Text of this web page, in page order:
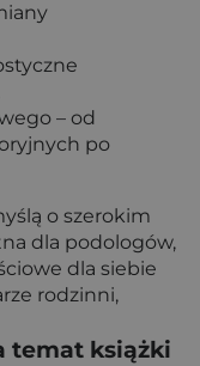
– od
po
o szerokim
dla podologów,
dla siebie
rodzinni,
temat książki